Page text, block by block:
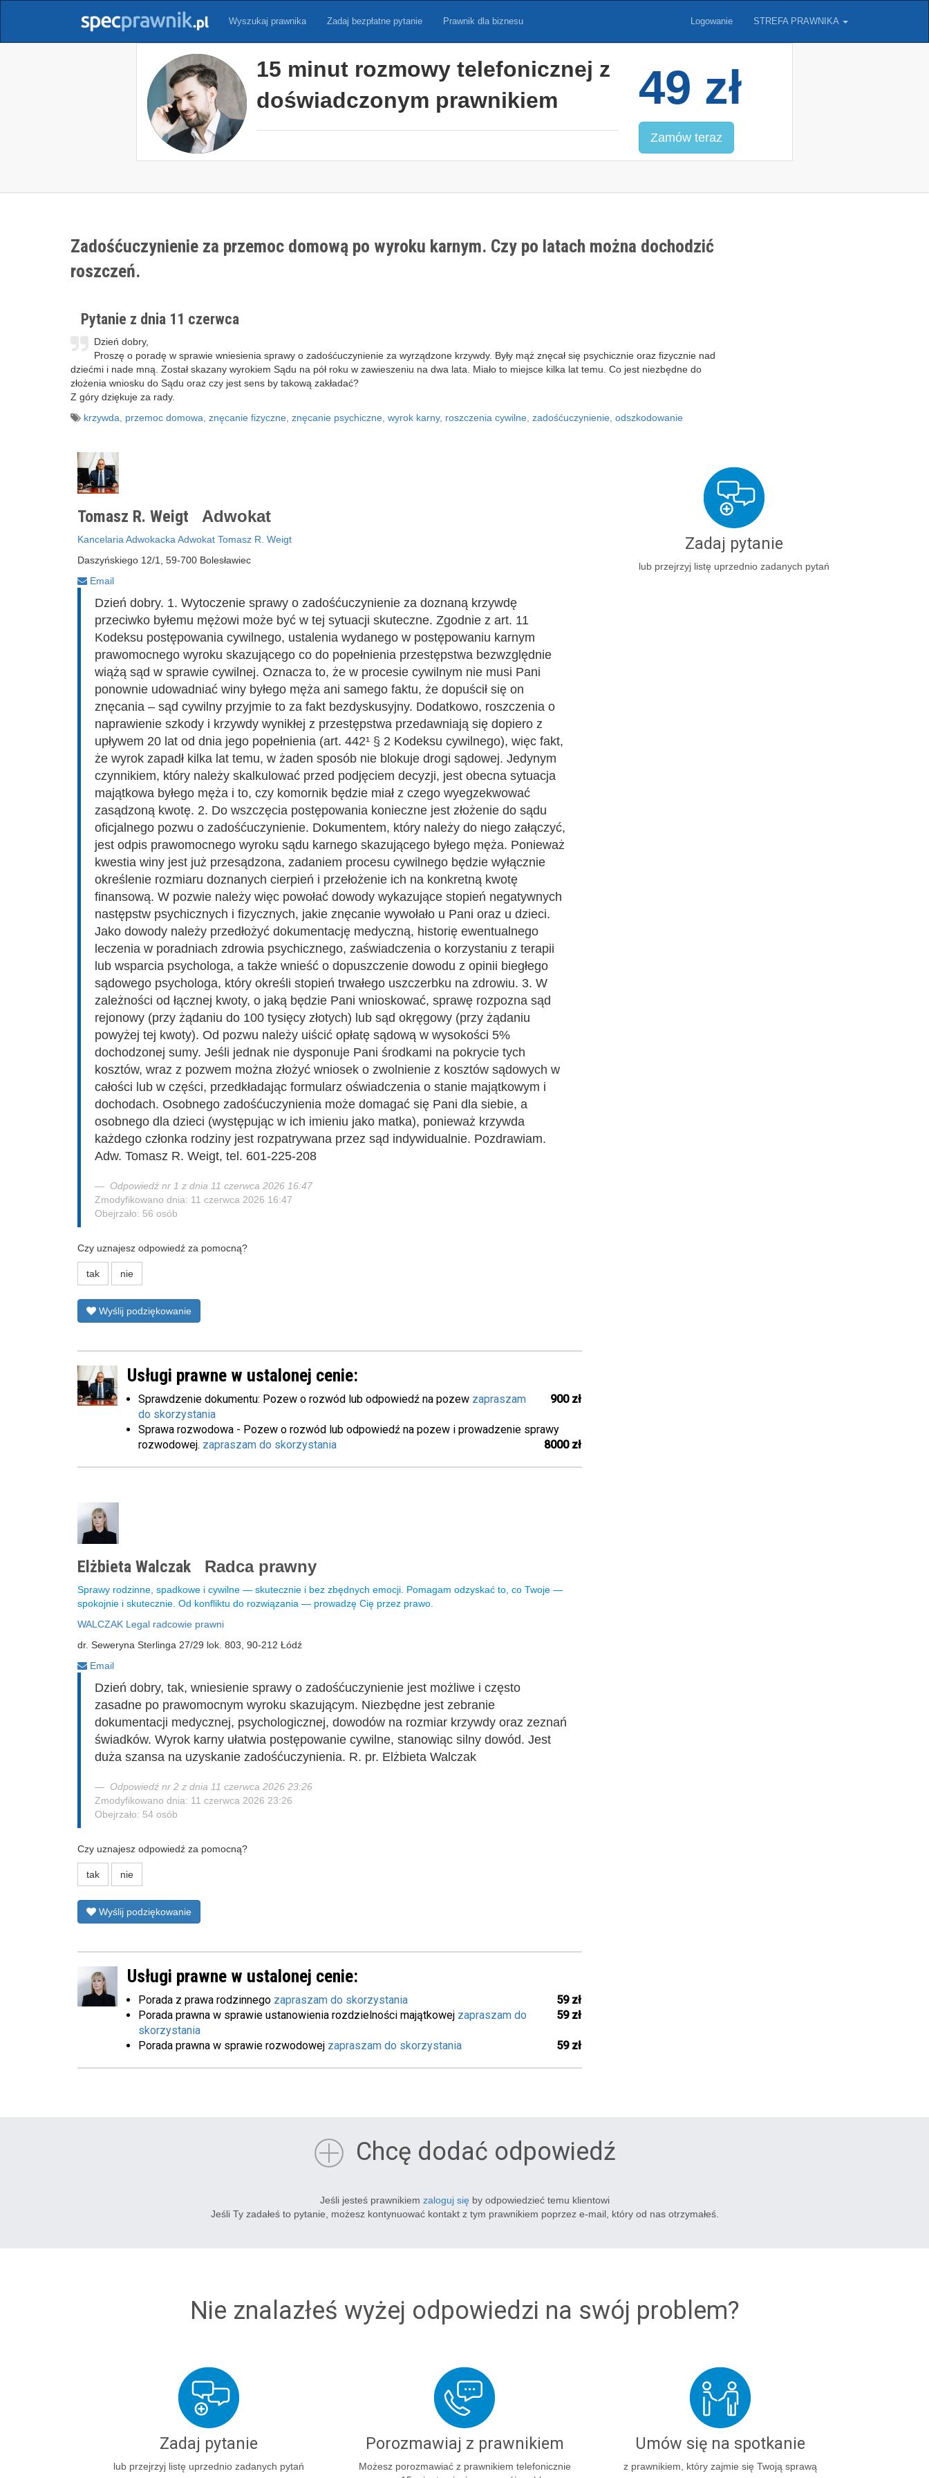
Wyszukaj prawnika Zadaj bezpłatne pytanie Prawnik dla biznesu Logowanie STREFA PRAWNIKA
15 minut rozmowy telefonicznej z
doświadczonym prawnikiem
49 zł
Zamów teraz
Zadośćuczynienie za przemoc domową po wyroku karnym. Czy po latach można dochodzić
roszczeń.
Pytanie z dnia 11 czerwca
Dzień dobry,
Proszę o poradę w sprawie wniesienia sprawy o zadośćuczynienie za wyrządzone krzywdy. Były mąż znęcał się psychicznie oraz fizycznie nad
dziećmi i nade mną. Został skazany wyrokiem Sądu na pół roku w zawieszeniu na dwa lata. Miało to miejsce kilka lat temu. Co jest niezbędne do
złożenia wniosku do Sądu oraz czy jest sens by takową zakładać?
Z góry dziękuje za rady.
krzywda
przemoc domowa znęcanie fizyczne znęcanie psychiczne wyrok karny, roszczenia cywilne zadośćuczynienie odszkodowanie
Tomasz R. Weigt Adwokat
Kancelaria Adwokacka Adwokat Tomasz R. Weigt
Daszyńskiego 12/1, 59-700 Bolesławiec
Email
Dzień dobry. 1. Wytoczenie sprawy o zadośćuczynienie za doznaną krzywdę
przeciwko byłemu mężowi może być w tej sytuacji skuteczne. Zgodnie z art. 11
Kodeksu postępowania cywilnego, ustalenia wydanego w postępowaniu karnym
prawomocnego wyroku skazującego co do popełnienia przestępstwa bezwzględnie
wiążą sąd w sprawie cywilnej. Oznacza to, że w procesie cywilnym nie musi Pani
ponownie udowadniać winy byłego męża ani samego faktu, że dopuścił się on
znęcania – sąd cywilny przyjmie to za fakt bezdyskusyjny. Dodatkowo, roszczenia o
naprawienie szkody i krzywdy wynikłej z przestępstwa przedawniają się dopiero z
upływem 20 lat od dnia jego popełnienia (art. 442¹ § 2 Kodeksu cywilnego), więc fakt,
że wyrok zapadł kilka lat temu, w żaden sposób nie blokuje drogi sądowej. Jedynym
czynnikiem, który należy skalkulować przed podjęciem decyzji, jest obecna sytuacja
majątkowa byłego męża i to, czy komornik będzie miał z czego wyegzekwować
zasądzoną kwotę. 2. Do wszczęcia postępowania konieczne jest złożenie do sądu
oficjalnego pozwu o zadośćuczynienie. Dokumentem, który należy do niego załączyć,
jest odpis prawomocnego wyroku sądu karnego skazującego byłego męża. Ponieważ
kwestia winy jest już przesądzona, zadaniem procesu cywilnego będzie wyłącznie
określenie rozmiaru doznanych cierpień i przełożenie ich na konkretną kwotę
finansową. W pozwie należy więc powołać dowody wykazujące stopień negatywnych
następstw psychicznych i fizycznych, jakie znęcanie wywołało u Pani oraz u dzieci.
Jako dowody należy przedłożyć dokumentację medyczną, historię ewentualnego
leczenia w poradniach zdrowia psychicznego, zaświadczenia o korzystaniu z terapii
lub wsparcia psychologa, a także wnieść o dopuszczenie dowodu z opinii biegłego
sądowego psychologa, który określi stopień trwałego uszczerbku na zdrowiu. 3. W
zależności od łącznej kwoty, o jaką będzie Pani wnioskować, sprawę rozpozna sąd
rejonowy (przy żądaniu do 100 tysięcy złotych) lub sąd okręgowy (przy żądaniu
powyżej tej kwoty). Od pozwu należy uiścić opłatę sądową w wysokości 5%
dochodzonej sumy. Jeśli jednak nie dysponuje Pani środkami na pokrycie tych
kosztów, wraz z pozwem można złożyć wniosek o zwolnienie z kosztów sądowych w
całości lub w części, przedkładając formularz oświadczenia o stanie majątkowym i
dochodach. Osobnego zadośćuczynienia może domagać się Pani dla siebie, a
osobnego dla dzieci (występując w ich imieniu jako matka), ponieważ krzywda
każdego członka rodziny jest rozpatrywana przez sąd indywidualnie. Pozdrawiam.
Adw. Tomasz R. Weigt, tel. 601-225-208
Odpowiedź nr 1 z dnia 11 czerwca 2026 16:47
Zmodyfikowano dnia: 11 czerwca 2026 16:47
Obejrzało: 56 osób
Czy uznajesz odpowiedź za pomocną?
tak nie
Wyślij podziękowanie
Usługi prawne w ustalonej cenie:
Sprawdzenie dokumentu: Pozew o rozwód lub odpowiedź na pozew 900 zł
zapraszam
do skorzystania
Sprawa rozwodowa - Pozew o rozwód lub odpowiedź na pozew i prowadzenie sprawy
rozwodowej.
8000 zł
zapraszam do skorzystania
Elżbieta Walczak Radca prawny
Sprawy rodzinne, spadkowe i cywilne — skutecznie i bez zbędnych emocji. Pomagam odzyskać to, co Twoje —
spokojnie i skutecznie. Od konfliktu do rozwiązania — prowadzę Cię przez prawo.
WALCZAK Legal radcowie prawni
dr. Seweryna Sterlinga 27/29 lok. 803, 90-212 Łódź
Email
Dzień dobry, tak, wniesienie sprawy o zadośćuczynienie jest możliwe i często
zasadne po prawomocnym wyroku skazującym. Niezbędne jest zebranie
dokumentacji medycznej, psychologicznej, dowodów na rozmiar krzywdy oraz zeznań
świadków. Wyrok karny ułatwia postępowanie cywilne, stanowiąc silny dowód. Jest
duża szansa na uzyskanie zadośćuczynienia. R. pr. Elżbieta Walczak
Odpowiedź nr 2 z dnia 11 czerwca 2026 23:26
Zmodyfikowano dnia: 11 czerwca 2026 23:26
Obejrzało: 54 osób
Czy uznajesz odpowiedź za pomocną?
tak nie
Wyślij podziękowanie
Usługi prawne w ustalonej cenie:
Porada z prawa rodzinnego 59 zł
zapraszam do skorzystania
Porada prawna w sprawie ustanowienia rozdzielności majątkowej
59 zł
zapraszam do
skorzystania
Porada prawna w sprawie rozwodowej
59 zł
zapraszam do skorzystania
Zadaj pytanie
lub przejrzyj listę uprzednio zadanych pytań
Chcę dodać odpowiedź
Jeśli jesteś prawnikiem zaloguj się by odpowiedzieć temu klientowi
Jeśli Ty zadałeś to pytanie, możesz kontynuować kontakt z tym prawnikiem poprzez e-mail, który od nas otrzymałeś.
Nie znalazłeś wyżej odpowiedzi na swój problem?
Zadaj pytanie
lub przejrzyj listę uprzednio zadanych pytań
Porozmawiaj z prawnikiem
Możesz porozmawiać z prawnikiem telefonicznie
Umów się na spotkanie
z prawnikiem, który zajmie się Twoją sprawą